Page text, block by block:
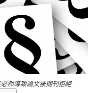
然導致論文被期刊拒絕